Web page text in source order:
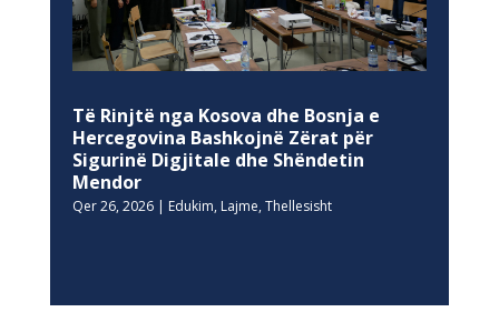
Të Rinjtë nga Kosova dhe Bosnja e
Hercegovina Bashkojnë Zërat për
Sigurinë Digjitale dhe Shëndetin
Mendor
Qer 26, 2026| Edukim, Lajme, Thellesisht